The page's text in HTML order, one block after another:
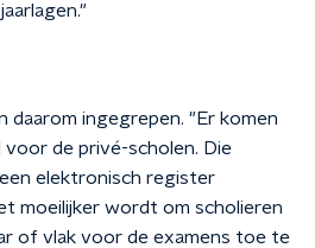
daarom ingegrepen. "Er komen
voor de privé-scholen. Die
elektronisch register
moeilijker wordt om scholieren
of vlak voor de examens toe te